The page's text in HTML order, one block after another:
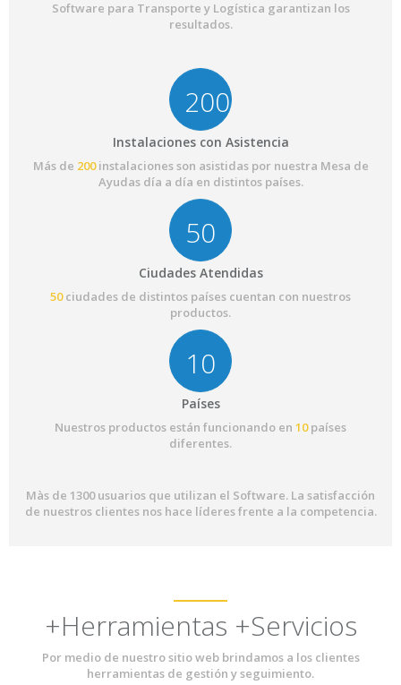
Software para Transporte y Logística garantizan los
resultados.
200
Instalaciones con Asistencia
Más de 200instalaciones son asistidas por nuestra Mesa de
Ayudas día a día en distintos países.
50
Ciudades Atendidas
50ciudades de distintos países cuentan con nuestros
productos.
10
Países
Nuestros productos están funcionando en 10países
diferentes.
Màs de 1300 usuarios que utilizan el Software. La satisfacción
de nuestros clientes nos hace líderes frente a la competencia.
+Herramientas +Servicios
Por medio de nuestro sitio web brindamos a los clientes
herramientas de gestión y seguimiento.